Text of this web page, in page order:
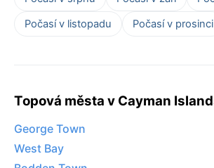
Počasí v listopadu
Počasí v prosinci
Topová města v Cayman
George Town
West Bay